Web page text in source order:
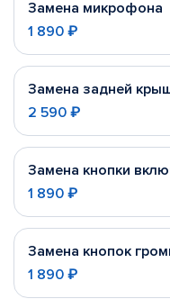
Замена микрофона
1 890 ₽
Замена задней
2 590 ₽
Замена кнопки
1 890 ₽
Замена кнопок
1 890 ₽